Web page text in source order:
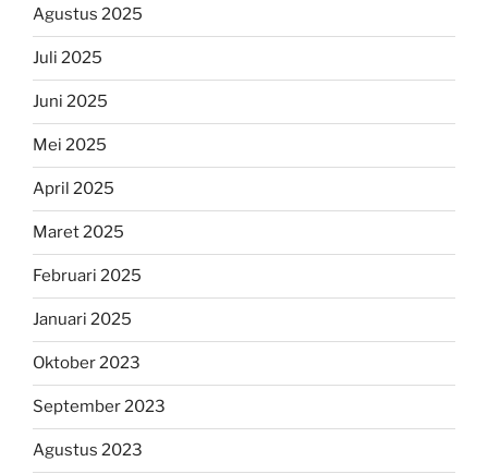
Agustus 2025
Juli 2025
Juni 2025
Mei 2025
April 2025
Maret 2025
Februari 2025
Januari 2025
Oktober 2023
September 2023
Agustus 2023